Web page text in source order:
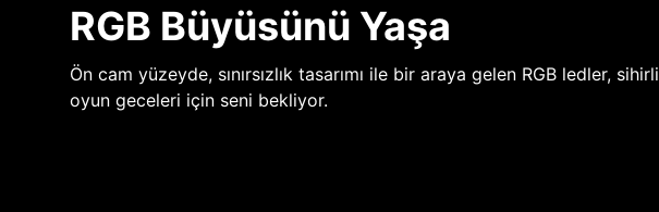
RGB Büyüsünü Yaşa
Ön cam yüzeyde, sınırsızlık tasarımı ile bir araya gelen RGB ledler, sihirli
oyun geceleri için seni bekliyor.